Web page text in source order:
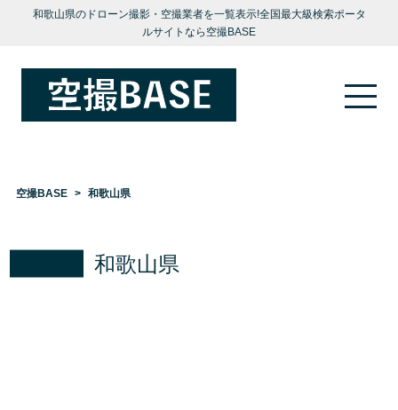
和歌山県のドローン撮影・空撮業者を一覧表示!全国最大級検索ポータ
ルサイトなら空撮BASE
空撮BASE 和歌山県
和歌山県